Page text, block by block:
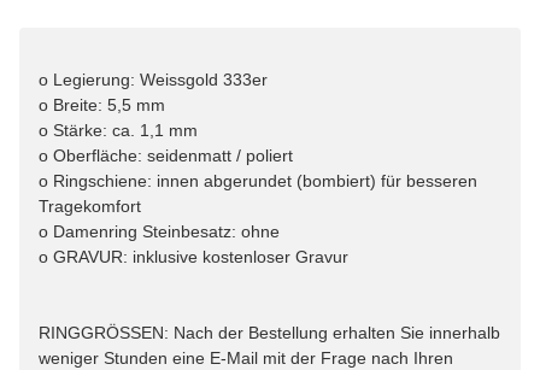
o Legierung: Weissgold 333er
o Breite: 5,5 mm
o Stärke: ca. 1,1 mm
o Oberfläche: seidenmatt / poliert
o Ringschiene: innen abgerundet (bombiert) für besseren
Tragekomfort
o Damenring Steinbesatz: ohne
o GRAVUR: inklusive kostenloser Gravur
RINGGRÖSSEN: Nach der Bestellung erhalten Sie innerhalb
weniger Stunden eine E-Mail mit der Frage nach Ihren